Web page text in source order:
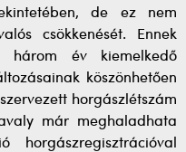
de ez nem
csökkenését. Ennek
három év kiemelkedő
köszönhetően
horgászlétszám
már meghaladhata